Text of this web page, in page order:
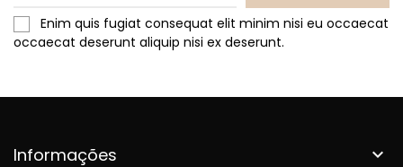
Enim quis fugiat consequat elit minim nisi eu occaecat
occaecat deserunt aliquip nisi ex deserunt.
Informações 